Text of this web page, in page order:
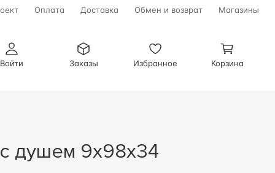
Оплата Доставка Обмен и возврат Магазины
Войти
Заказы Избранное Корзина